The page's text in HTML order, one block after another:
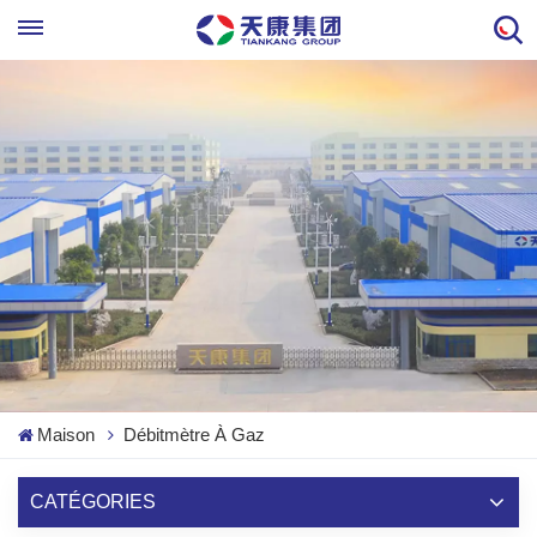
Maison Débitmètre À Gaz
CATÉGORIES